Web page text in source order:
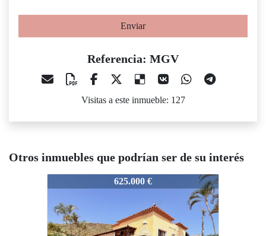
Enviar
Referencia: MGV
Visitas a este inmueble: 127
Otros inmuebles que podrían ser de su interés
MGV
430.000 €